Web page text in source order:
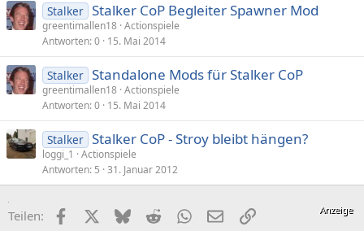
Stalker Stalker CoP Begleiter Spawner Mod
greentimallen18 Actionspiele
Antworten 0 15. Mai 2014
Stalker Standalone Mods für Stalker CoP
greentimallen18 Actionspiele
Antworten 0 15. Mai 2014
Stalker Stalker CoP - Stroy bleibt hängen?
loggi_1
Actionspiele
Antworten 5 31. Januar 2012
Teilen: FacebookX (Twitter)
BlueskyRedditWhatsApp
E-MailLink